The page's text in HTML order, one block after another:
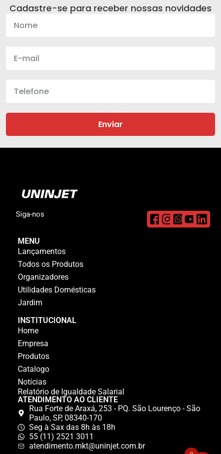
Cadastre-se para receber nossas novidades
Enviar
Siga-nos
MENU
Lançamentos
Todos os Produtos
Organizadores
Utilidades Domésticas
Jardim
INSTITUCIONAL
Home
Empresa
Produtos
Catalogo
Notícias
Relatório de Igualdade Salarial
ATENDIMENTO AO CLIENTE
Rua Forte de Araxá, 253 - PQ. São Lourenço - São
Paulo, SP, 08340-170
Seg à Sax das 8h às 18h
55 (11) 2521 3011
atendimento.mkt@uninjet.com.br